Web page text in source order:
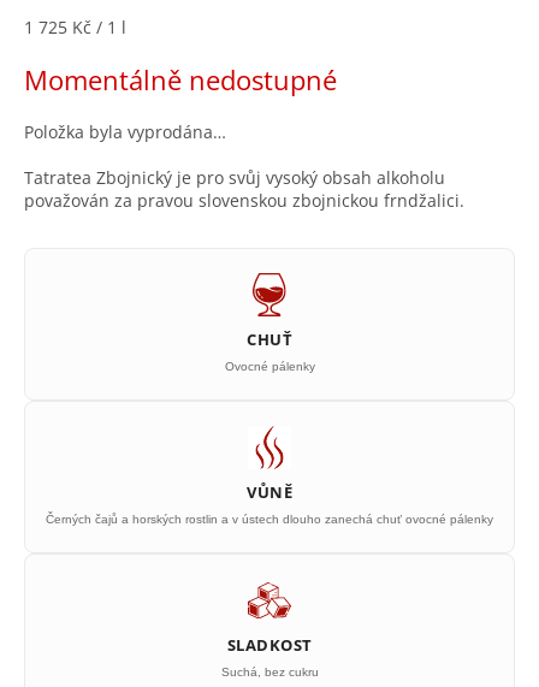
Měrná
1 725 Kč / 1 l
Momentálně nedostupné
Položka byla vyprodána…
Tatratea Zbojnický je pro svůj vysoký obsah alkoholu
považován za pravou slovenskou zbojnickou frndžalici.
CHUŤ
Ovocné pálenky
VŮNĚ
Černých čajů a horských rostlin a v ústech dlouho zanechá chuť ovocné pálenky
SLADKOST
Suchá, bez cukru